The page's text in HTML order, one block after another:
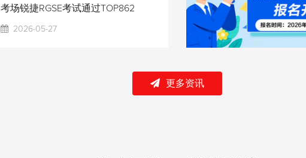
考场锐捷RGSE考试通过TOP862
2026-05-27
更多资讯